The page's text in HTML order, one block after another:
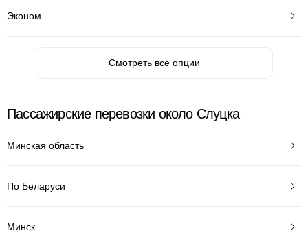
Эконом
Смотреть все опции
Пассажирские перевозки около Слуцка
Минская область
По Беларуси
Минск